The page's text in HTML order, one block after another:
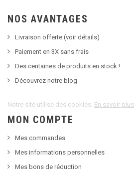
NOS AVANTAGES
Livraison offerte (voir détails)
Paiement en 3X sans frais
Des centaines de produits en stock !
Découvrez notre blog
Notre site utilise des cookies. En savoir plus
MON COMPTE
Mes commandes
Mes informations personnelles
Mes bons de réduction